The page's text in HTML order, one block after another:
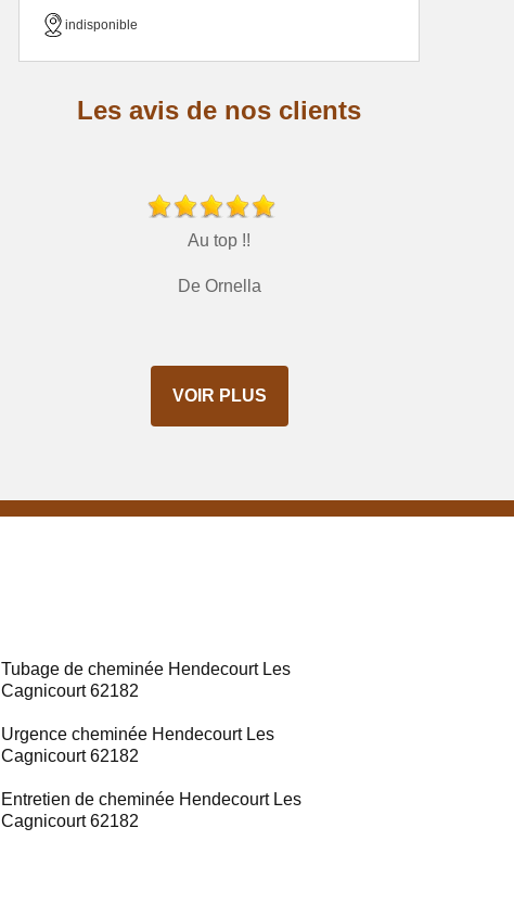
indisponible
Les avis de nos clients
Au top !!
De Ornella
VOIR PLUS
Tubage de cheminée Hendecourt Les
Cagnicourt 62182
Urgence cheminée Hendecourt Les
Cagnicourt 62182
Entretien de cheminée Hendecourt Les
Cagnicourt 62182